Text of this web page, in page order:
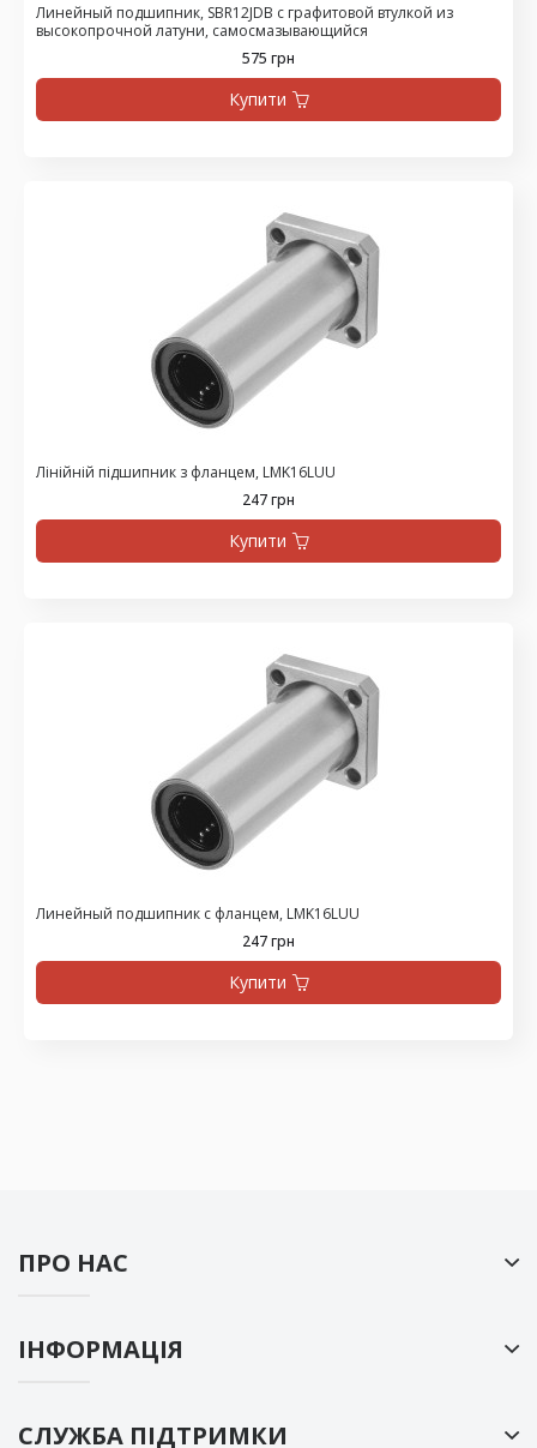
Линейный подшипник, SBR12JDB с графитовой втулкой из
высокопрочной латуни, самосмазывающийся
575 грн
Купити
Лінійній підшипник з фланцем, LMK16LUU
247 грн
Купити
Линейный подшипник с фланцем, LMK16LUU
247 грн
Купити
ПРО НАС
ІНФОРМАЦІЯ
СЛУЖБА ПІДТРИМКИ